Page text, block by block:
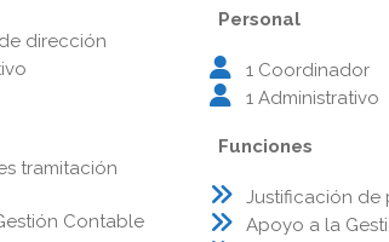
dirección
tramitación
Contable
Personal
1 Coordinador
1 Administrativo
Funciones
Justificación de
Apoyo a la